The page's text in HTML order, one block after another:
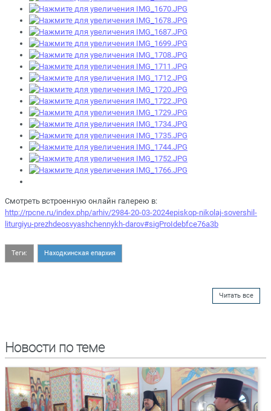
Смотреть встроенную онлайн галерею в:
http://rpcne.ru/index.php/arhiv/2984-20-03-2024episkop-nikolaj-sovershil-
liturgiyu-prezhdeosvyashchennykh-darov#sigProIdebfce76a3b
Теги: Находкинская епархия
Читать все
Новости по теме